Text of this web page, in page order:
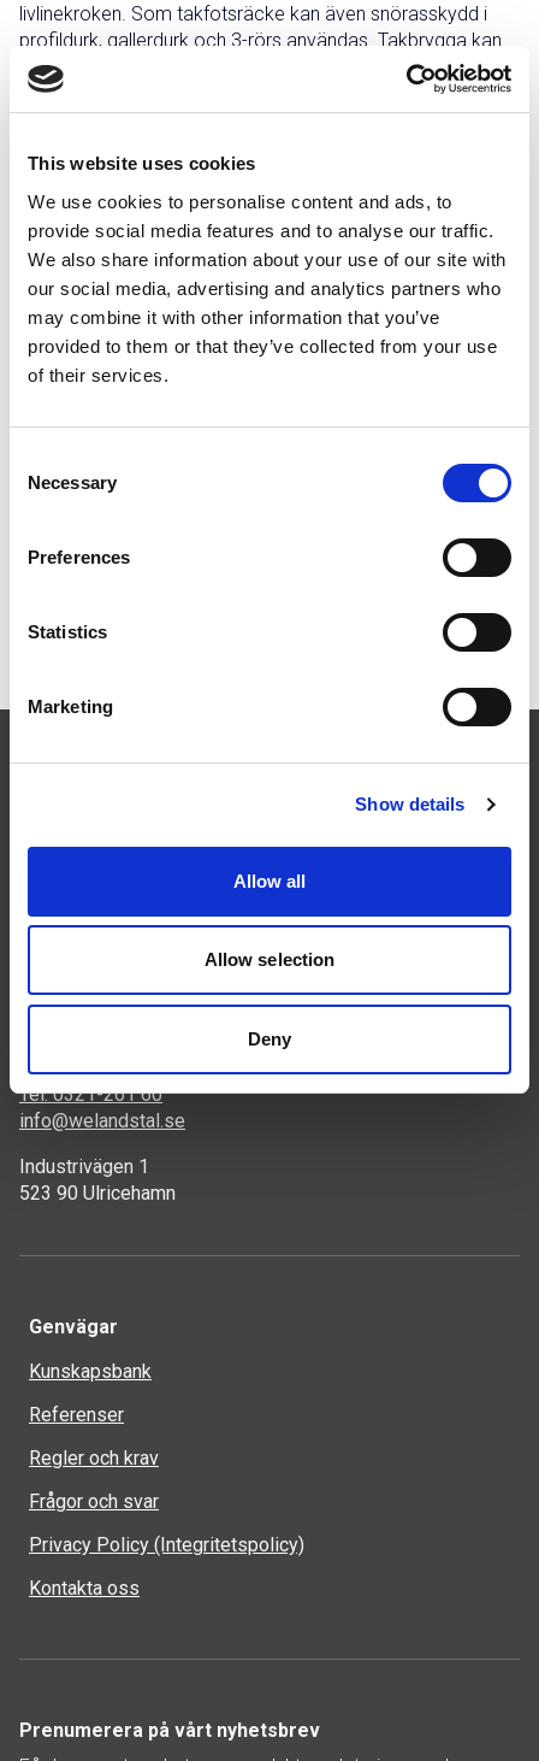
This website uses cookies
We use cookies to personalise content and ads, to
provide social media features and to analyse our traffic.
We also share information about your use of our site with
our social media, advertising and analytics partners who
may combine it with other information that you’ve
provided to them or that they’ve collected from your use
of their services.
Selection
Necessary
Preferences
Statistics
Marketing
Show details
Allow all
Allow selection
Deny
livlinekroken. Som takfotsräcke kan även snörasskydd i
profildurk, gallerdurk och 3-rörs användas. Takbrygga kan
användas istället för nockräcke. Du kan också komplettera
befintliga takfotsräcken med snörasskyddstillsatser.
på plåten.
Grålackerad Rödlackerad Svartlackerad Tegelröd
Zink/Magnesium
Tel: 0321-261 60
info@welandstal.se
Industrivägen 1
523 90 Ulricehamn
Genvägar
Kunskapsbank
Referenser
Regler och krav
Frågor och svar
Privacy Policy (Integritetspolicy)
Kontakta oss
Prenumerera på vårt nyhetsbrev